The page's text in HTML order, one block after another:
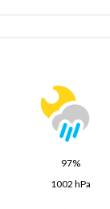
97%
1002 hPa